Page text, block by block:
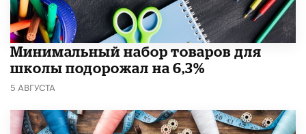
Минимальный набор товаров для
школы подорожал на 6,3%
5 АВГУСТА